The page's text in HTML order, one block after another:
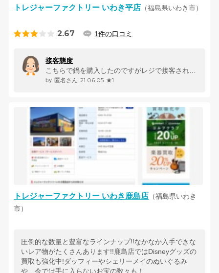
トレジャーファクトリー いわき平店 （福島県いわき市）
2.67 1件の口コミ
接客態度
匿名さん 21.06.05 ★1
トレジャーファクトリー いわき鹿島店 （福島県いわき
市）
圧倒的な数量と豊富なラインナップ!!なかなか入手できな
いレア物がたくさんあります!!鹿島店ではDisneyグッズの
買取も強化中!ダッフィーやシェリーメイのぬいぐるみ
や、今では手に入らないお宝の数々も！